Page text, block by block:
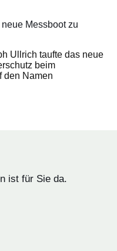
Messboot zu
Ullrich taufte das neue
beim
den Namen
ist für Sie da.